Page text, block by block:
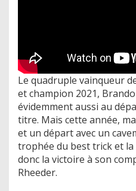
Le quadruple vainqueur
et champion 2021,
évidemment aussi au
titre. Mais cette année,
et un départ avec un
trophée du best trick et la
donc la victoire à son
Rheeder.